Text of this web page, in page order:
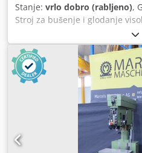
Stanje: vrlo dobro (rabljeno),
Stroj za bušenje i glodanje
Dobro stanje iz škole Godina
320 mm Brzina 40-3600 o/min
automatska dodavanja 40-280
Promjer vretena 65 mm Hod
Montaža vretena: Aciera
rezanje navoja Kapacitet
mm Maksimalni kapacitet
visine preko ručice Motor: 1,1
brzo mijenjaju Dimenzija
oko 800 kg Tehnički podaci